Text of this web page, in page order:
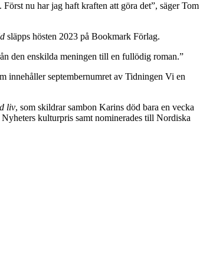
nu har jag haft kraften att göra det”, säger Tom
släpps hösten 2023 på Bookmark Förlag.
den enskilda meningen till en fullödig roman.”
innehåller septembernumret av Tidningen Vi en
liv, som skildrar sambon Karins död bara en vecka
kulturpris samt nominerades till Nordiska